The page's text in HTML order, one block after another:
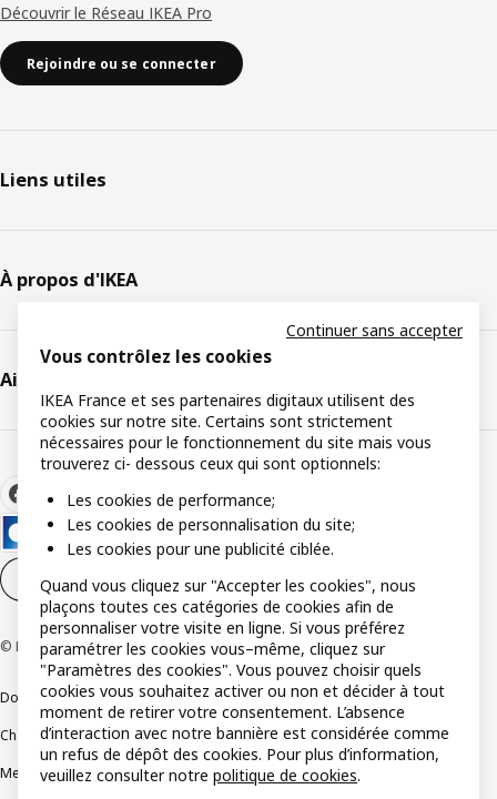
Découvrir le Réseau IKEA Pro
Rejoindre ou se connecter
Liens utiles
À propos d'IKEA
Aide et support
Paramètres des cookies FR
© Inter IKEA Systems B.V 1999-2026
Documents juridiques et informations légales
Charte de protection des donnéesPolitique relative aux cookies
Mentions légalesAlertes fraudeRappel produit Accessibilité : non conforme
Vous contrôlez les cookies
IKEA France et ses partenaires digitaux utilisent des
cookies sur notre site. Certains sont strictement
nécessaires pour le fonctionnement du site mais vous
trouverez ci- dessous ceux qui sont optionnels:
Les cookies de performance;
Les cookies de personnalisation du site;
Les cookies pour une publicité ciblée.
Quand vous cliquez sur "Accepter les cookies", nous
plaçons toutes ces catégories de cookies afin de
personnaliser votre visite en ligne. Si vous préférez
paramétrer les cookies vous–même, cliquez sur
"Paramètres des cookies". Vous pouvez choisir quels
cookies vous souhaitez activer ou non et décider à tout
moment de retirer votre consentement. L’absence
d’interaction avec notre bannière est considérée comme
un refus de dépôt des cookies. Pour plus d’information,
veuillez consulter notre politique de cookies.
Continuer sans accepter